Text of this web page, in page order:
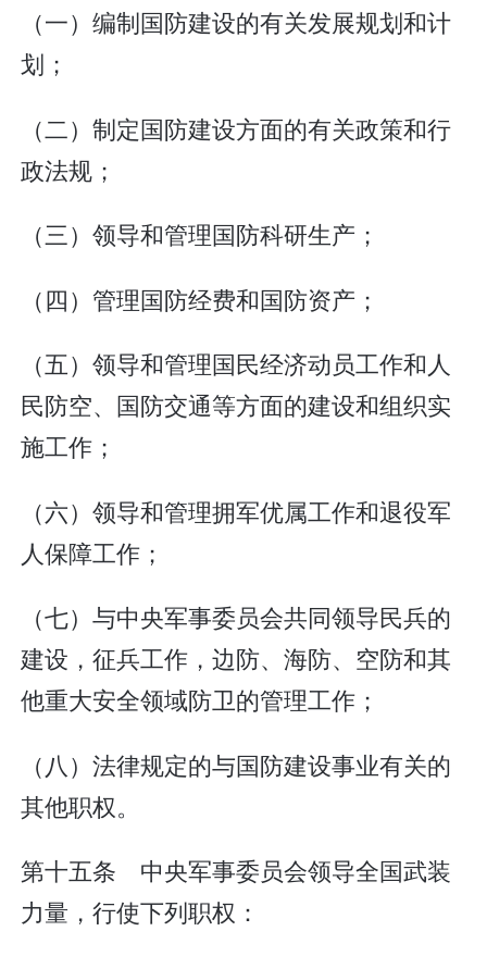
（一）编制国防建设的有关发展规划和计
划；
（二）制定国防建设方面的有关政策和行
政法规；
（三）领导和管理国防科研生产；
（四）管理国防经费和国防资产；
（五）领导和管理国民经济动员工作和人
民防空、国防交通等方面的建设和组织实
施工作；
（六）领导和管理拥军优属工作和退役军
人保障工作；
（七）与中央军事委员会共同领导民兵的
建设，征兵工作，边防、海防、空防和其
他重大安全领域防卫的管理工作；
（八）法律规定的与国防建设事业有关的
其他职权。
第十五条 中央军事委员会领导全国武装
力量，行使下列职权：